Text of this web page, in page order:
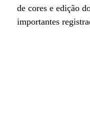
de cores e edição
importantes